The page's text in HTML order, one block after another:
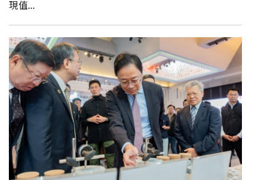
現值...